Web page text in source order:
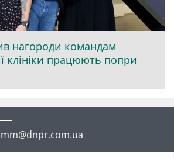
нагороди командам
клініки працюють попри